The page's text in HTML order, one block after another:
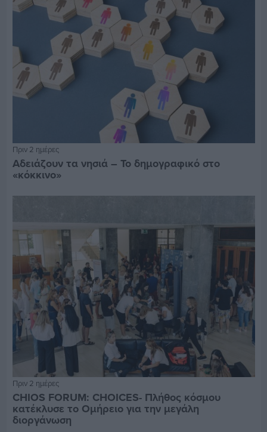
Πριν 2 ημέρες
Αδειάζουν τα νησιά – Το δημογραφικό στο
«κόκκινο»
Πριν 2 ημέρες
CHIOS FORUM: CHOICES- Πλήθος κόσμου
κατέκλυσε το Ομήρειο για την μεγάλη
διοργάνωση